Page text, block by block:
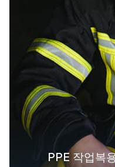
PPE 작업복
패션 아웃도어
겉옷을 위
산업 전반